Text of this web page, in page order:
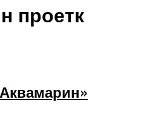
проетк